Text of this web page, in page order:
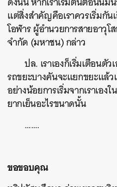
แต่สิ่งสำคัญคือเราควรเริ่ม
โอฬาร ผู้อำนวยการสายอาวุ
จำกัด (มหาชน) กล่าว
ปล. เราเองก็เริ่มเตือนตั
รถขยะบางคันจะแยกขยะแล้
อย่างน้อยการเริ่มจากเราเอ
ยากเย็นอะไรขนาดนั้น
…….
ขอขอบคุณ